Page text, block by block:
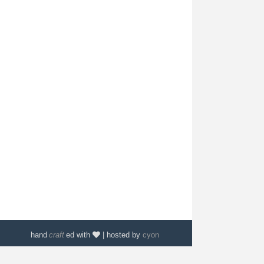
hand craft ed with | hosted by cyon